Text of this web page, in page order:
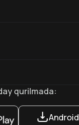
qurilmada:
Android